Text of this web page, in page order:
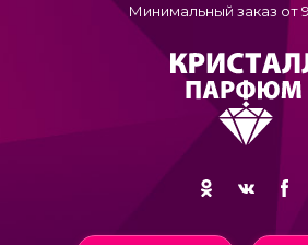
Минимальный заказ от